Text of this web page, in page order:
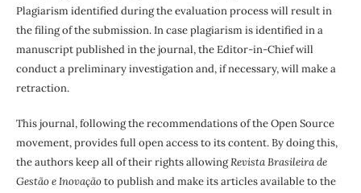
Plagiarism identified during the evaluation process will result in
the filing of the submission. In case plagiarism is identified in a
manuscript published in the journal, the Editor-in-Chief will
conduct a preliminary investigation and, if necessary, will make a
retraction.
This journal, following the recommendations of the Open Source
movement, provides full open access to its content. By doing this,
the authors keep all of their rights allowingRevista Brasileira de
Gestão e Inovaçãoto publish and make its articles available to the